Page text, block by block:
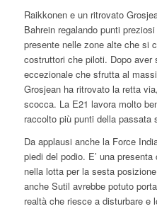
Raikkonen e un ritrovato
Bahrein regalando punti
presente nelle zone alte che si
costruttori che piloti. Dopo aver
eccezionale che sfrutta al
Grosjean ha ritrovato la retta
scocca. La E21 lavora molto
raccolto più punti della passata
Da applausi anche la Force
piedi del podio. E’ una
nella lotta per la sesta
anche Sutil avrebbe potuto
realtà che riesce a disturbare e